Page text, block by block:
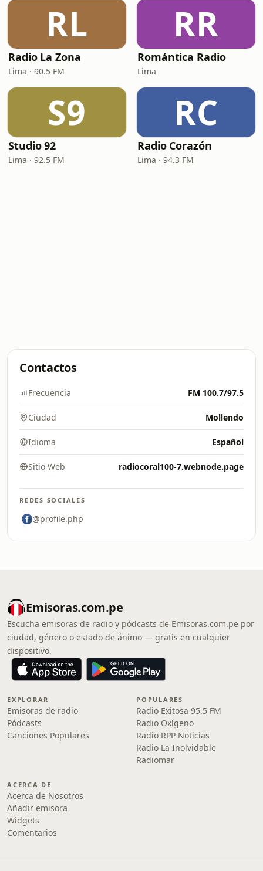
RL
Radio La Zona
Lima · 90.5 FM
RR
Romántica Radio
Lima
S9
Studio 92
Lima · 92.5 FM
RC
Radio Corazón
Lima · 94.3 FM
Contactos
Frecuencia FM 100.7/97.5
Ciudad Mollendo
Idioma Español
Sitio Web radiocoral100-7.webnode.page
REDES SOCIALES
@profile.php
Emisoras.com.pe
Escucha emisoras de radio y pódcasts de Emisoras.com.pe por
ciudad, género o estado de ánimo — gratis en cualquier
dispositivo.
EXPLORAR
Emisoras de radio
Pódcasts
Canciones Populares
POPULARES
Radio Exitosa 95.5 FM
Radio Oxígeno
Radio RPP Noticias
Radio La Inolvidable
Radiomar
ACERCA DE
Acerca de Nosotros
Añadir emisora
Widgets
Comentarios